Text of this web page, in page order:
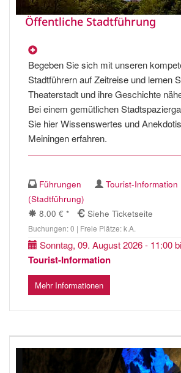
Öffentliche Stadtführung
Begeben Sie sich mit unseren
Stadtführern auf Zeitreise und lernen
Theaterstadt und ihre Geschichte
Bei einem gemütlichen
Sie hier Wissenswertes und
Meiningen erfahren.
Führungen
Tourist-Information
(Stadtführung)
8.00 € *
Siehe Ticketseite
Buchungen: 0 | Freie Plätze: k.A.
Sonntag, 09. August 2026 - 11:00
Tourist-Information
Mehr Informationen